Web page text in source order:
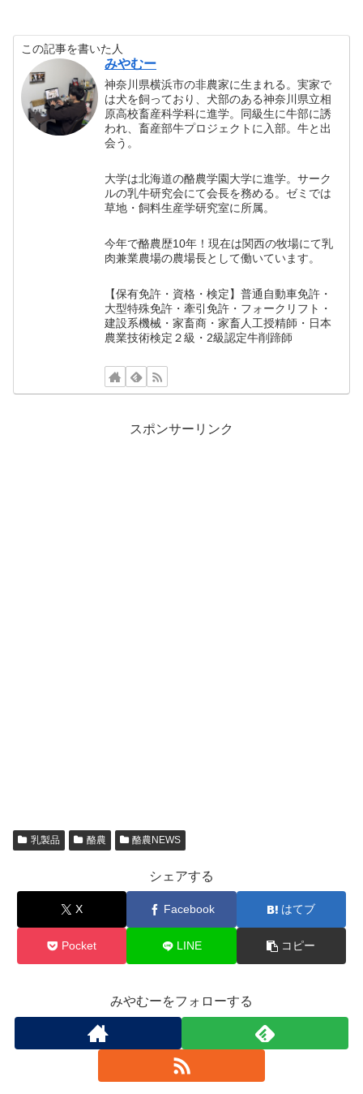
この記事を書いた人
みやむー
神奈川県横浜市の非農家に生まれる。実家で
は犬を飼っており、犬部のある神奈川県立相
原高校畜産科学科に進学。同級生に牛部に誘
われ、畜産部牛プロジェクトに入部。牛と出
会う。
大学は北海道の酪農学園大学に進学。サーク
ルの乳牛研究会にて会長を務める。ゼミでは
草地・飼料生産学研究室に所属。
今年で酪農歴10年！現在は関西の牧場にて乳
肉兼業農場の農場長として働いています。
【保有免許・資格・検定】普通自動車免許・
大型特殊免許・牽引免許・フォークリフト・
建設系機械・家畜商・家畜人工授精師・日本
農業技術検定２級・2級認定牛削蹄師
スポンサーリンク
乳製品 酪農 酪農NEWS
シェアする
X Facebook はてブ
Pocket LINE コピー
みやむーをフォローする